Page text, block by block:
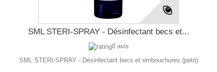
SML STERI-SPRAY - Désinfectant becs et...
0 avis
SML STERI-SPRAY - Désinfectant becs et embouchures (petit)